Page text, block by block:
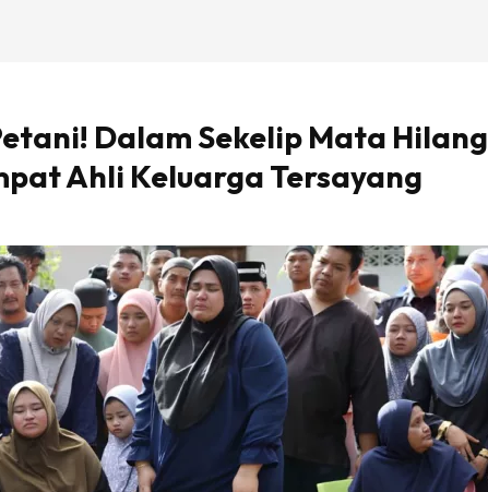
Dalam Sekelip Mata Hilang
Ahli Keluarga Tersayang